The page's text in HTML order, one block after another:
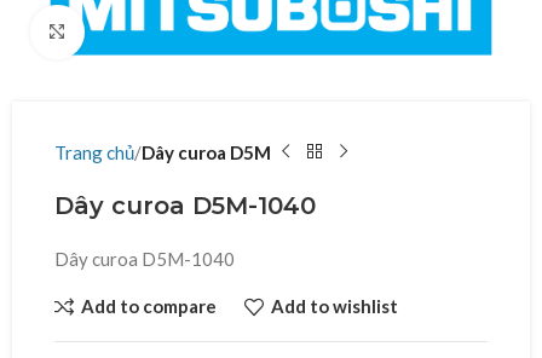
Click to enlarge
Trang chủ Dây curoa D5M
Dây curoa D5M-1040
Dây curoa D5M-1040
Add to compare Add to wishlist